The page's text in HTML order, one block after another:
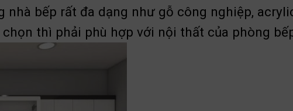
nhà bếp rất đa dạng như gỗ công nghiệp,
thì phải phù hợp với nội thất của phòng